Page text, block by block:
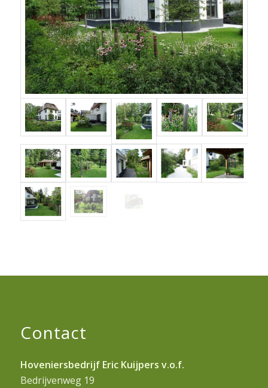
Contact
Hoveniersbedrijf Eric Kuijpers v.o.f.
Bedrijvenweg 19